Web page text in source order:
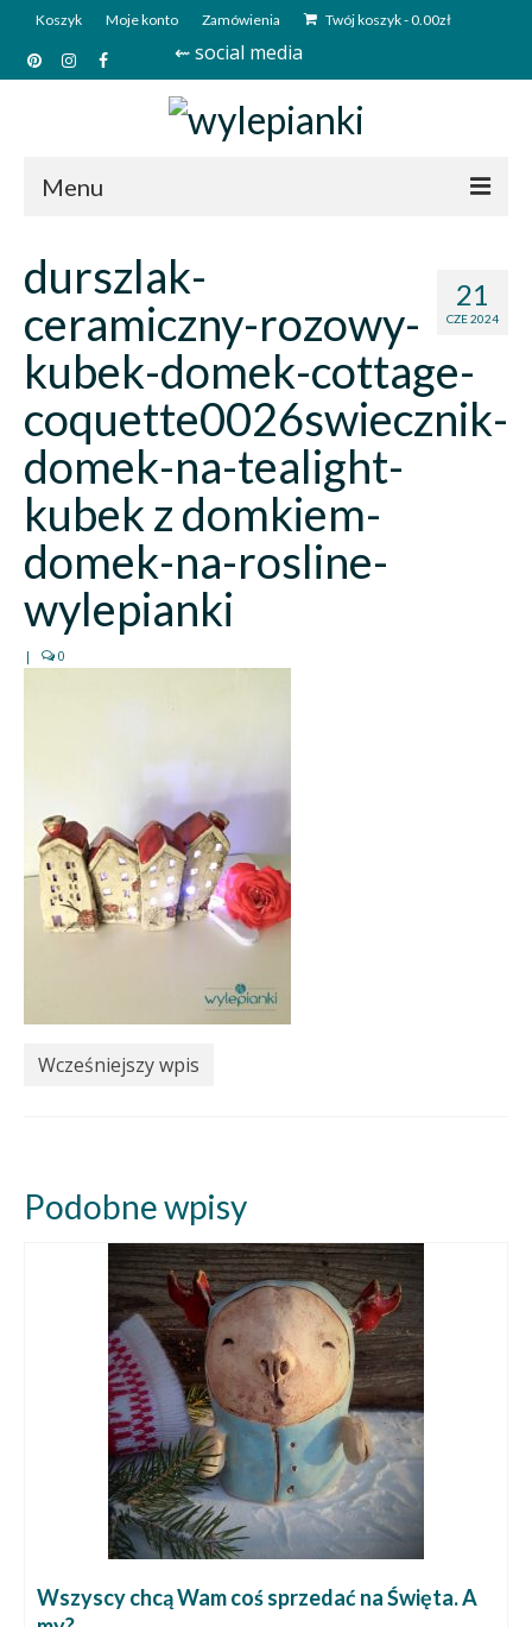
Koszyk Moje konto Zamówienia Twój koszyk-0.00zł
⇜ social media
Menu
Sklep
Kim jesteśmy?
Deutsch
21
CZE 2024
durszlak-
ceramiczny-rozowy-
kubek-domek-cottage-
coquette0026swiecznik-
domek-na-tealight-
kubek z domkiem-
domek-na-rosline-
wylepianki
| 0
Wcześniejszy wpis
Podobne wpisy
Wszyscy chcą Wam coś sprzedać na Święta. A